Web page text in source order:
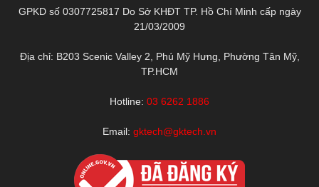
GPKD số 0307725817 Do Sở KHĐT TP. Hồ Chí Minh cấp ngày
21/03/2009
Địa chỉ: B203 Scenic Valley 2, Phú Mỹ Hưng, Phường Tân Mỹ,
TP.HCM
Hotline: 03 6262 1886
Email: gktech@gktech.vn